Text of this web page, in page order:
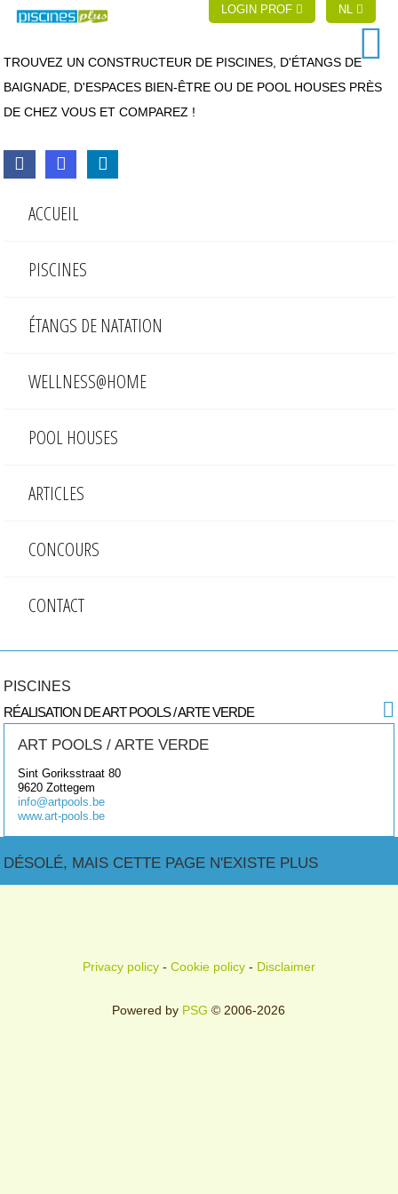
LOGIN PROF NL
TROUVEZ UN CONSTRUCTEUR DE PISCINES, D'ÉTANGS DE
BAIGNADE, D'ESPACES BIEN-ÊTRE OU DE POOL HOUSES PRÈS
DE CHEZ VOUS ET COMPAREZ !
ACCUEIL
PISCINES
ÉTANGS DE NATATION
WELLNESS@HOME
POOL HOUSES
ARTICLES
CONCOURS
CONTACT
PISCINES
RÉALISATION DE ART POOLS / ARTE VERDE
ART POOLS / ARTE VERDE
Sint Goriksstraat 80
9620 Zottegem
info@artpools.be
www.art-pools.be
DÉSOLÉ, MAIS CETTE PAGE N'EXISTE PLUS
Privacy policy- Cookie policy- Disclaimer
Powered by PSG © 2006-2026